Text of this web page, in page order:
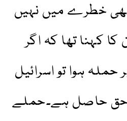
خطرے میں نہیں
کا کہنا تھا کہ اگر
حملہ ہوا تو اسرائیل
حق حاصل ہے۔حملے